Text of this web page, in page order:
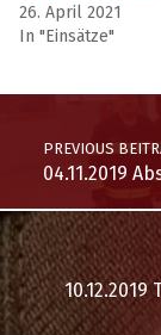
26. April 2021
In "Einsätze"
PREVIOUS
04.11.2019